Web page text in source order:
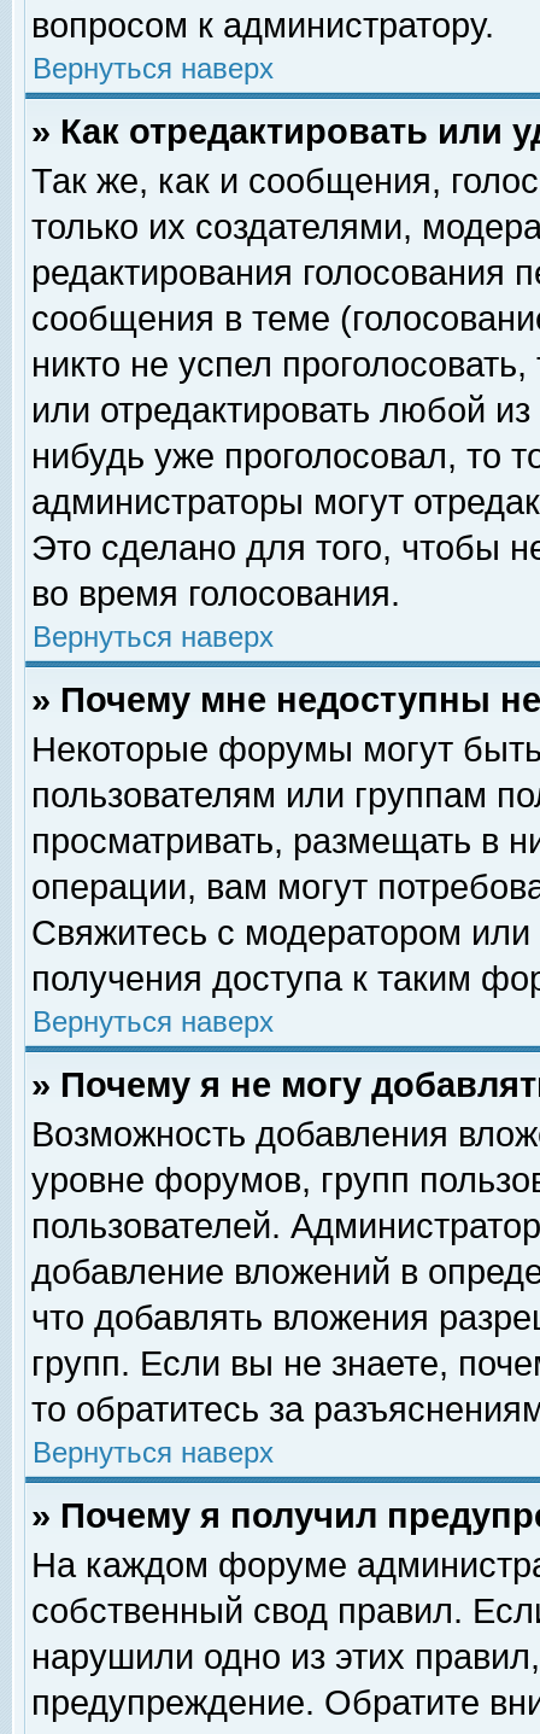
вопросом к администратору.
Вернуться наверх
» Как отредактировать или
Так же, как и сообщения,
только их создателями,
редактирования голосования
сообщения в теме
никто не успел
или отредактировать любой
нибудь уже проголосовал, то
администраторы могут
Это сделано для того, чтобы
во время голосования.
Вернуться наверх
» Почему мне недоступны
Некоторые форумы могут
пользователям или группам
просматривать, размещать в
операции, вам могут
Свяжитесь с модератором
получения доступа к таким
Вернуться наверх
» Почему я не могу
Возможность добавления
уровне форумов, групп
пользователей.
добавление вложений в
что добавлять вложения
групп. Если вы не знаете,
то обратитесь за
Вернуться наверх
» Почему я получил
На каждом форуме
собственный свод правил.
нарушили одно из этих
предупреждение. Обратите